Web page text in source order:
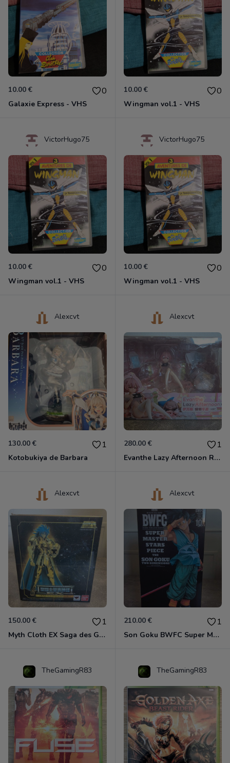
10.00 € 0
Galaxie Express - VHS
10.00 € 0
Wingman vol.1 - VHS
VictorHugo75
10.00 € 0
Wingman vol.1 - VHS
VictorHugo75
10.00 € 0
Wingman vol.1 - VHS
Alexcvt
130.00 € 1
Kotobukiya de Barbara
Alexcvt
280.00 € 1
Evanthe Lazy Afternoon Red Pride of Eden
Alexcvt
150.00 € 1
Myth Cloth EX Saga des Gémeaux
Alexcvt
210.00 € 1
Son Goku BWFC Super Master Stars
TheGamingR83 TheGamingR83